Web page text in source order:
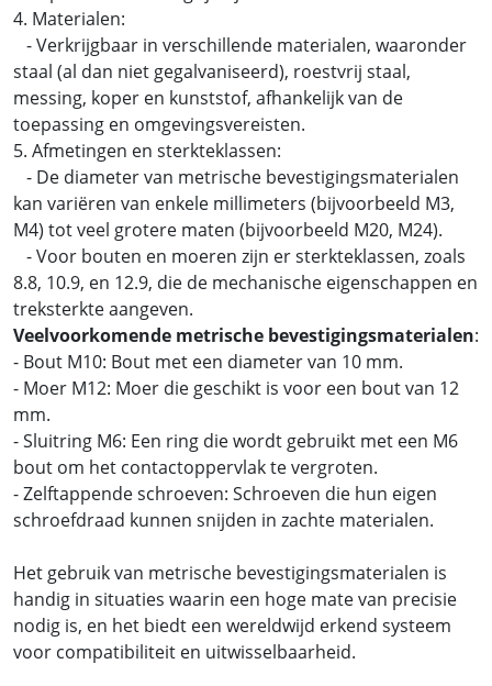
4. Materialen:
- Verkrijgbaar in verschillende materialen, waaronder
staal (al dan niet gegalvaniseerd), roestvrij staal,
messing, koper en kunststof, afhankelijk van de
toepassing en omgevingsvereisten.
5. Afmetingen en sterkteklassen:
- De diameter van metrische bevestigingsmaterialen
kan variëren van enkele millimeters (bijvoorbeeld M3,
M4) tot veel grotere maten (bijvoorbeeld M20, M24).
- Voor bouten en moeren zijn er sterkteklassen, zoals
8.8, 10.9, en 12.9, die de mechanische eigenschappen en
treksterkte aangeven.
Veelvoorkomende metrische bevestigingsmaterialen:
- Bout M10: Bout met een diameter van 10 mm.
- Moer M12: Moer die geschikt is voor een bout van 12
mm.
- Sluitring M6: Een ring die wordt gebruikt met een M6
bout om het contactoppervlak te vergroten.
- Zelftappende schroeven: Schroeven die hun eigen
schroefdraad kunnen snijden in zachte materialen.
Het gebruik van metrische bevestigingsmaterialen is
handig in situaties waarin een hoge mate van precisie
nodig is, en het biedt een wereldwijd erkend systeem
voor compatibiliteit en uitwisselbaarheid.